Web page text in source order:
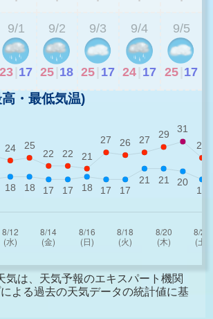
9/1
23 17
9/2
25 18
9/3
25 17
9/4
24 17
9/5
25 17
・最低気温)
は、天気予報のエキスパート機関
よる過去の天気データの統計値に基